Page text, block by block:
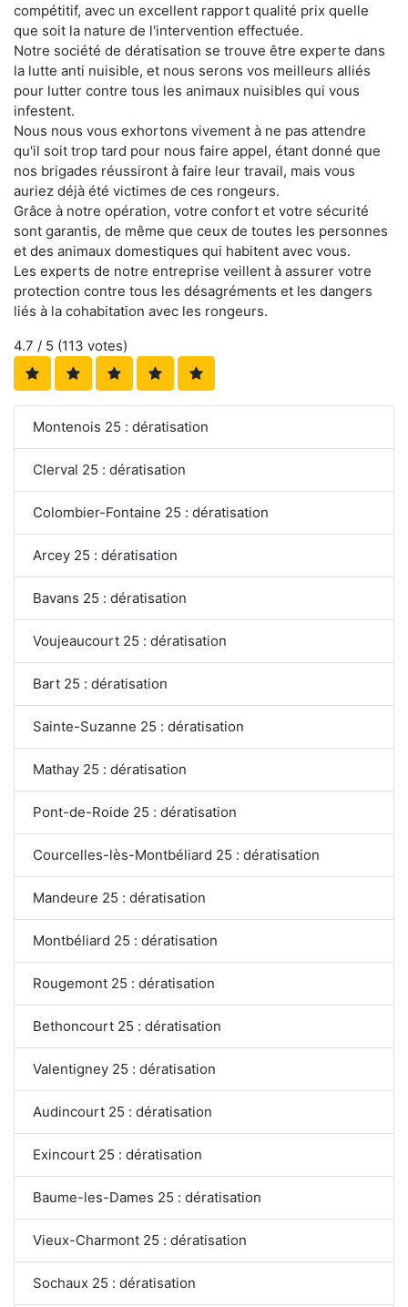
compétitif, avec un excellent rapport qualité prix quelle
que soit la nature de l'intervention effectuée.
Notre société de dératisation se trouve être experte dans
la lutte anti nuisible, et nous serons vos meilleurs alliés
pour lutter contre tous les animaux nuisibles qui vous
infestent.
Nous nous vous exhortons vivement à ne pas attendre
qu'il soit trop tard pour nous faire appel, étant donné que
nos brigades réussiront à faire leur travail, mais vous
auriez déjà été victimes de ces rongeurs.
Grâce à notre opération, votre confort et votre sécurité
sont garantis, de même que ceux de toutes les personnes
et des animaux domestiques qui habitent avec vous.
Les experts de notre entreprise veillent à assurer votre
protection contre tous les désagréments et les dangers
liés à la cohabitation avec les rongeurs.
4.7 / 5 (113 votes)
Montenois 25 : dératisation
Clerval 25 : dératisation
Colombier-Fontaine 25 : dératisation
Arcey 25 : dératisation
Bavans 25 : dératisation
Voujeaucourt 25 : dératisation
Bart 25 : dératisation
Sainte-Suzanne 25 : dératisation
Mathay 25 : dératisation
Pont-de-Roide 25 : dératisation
Courcelles-lès-Montbéliard 25 : dératisation
Mandeure 25 : dératisation
Montbéliard 25 : dératisation
Rougemont 25 : dératisation
Bethoncourt 25 : dératisation
Valentigney 25 : dératisation
Audincourt 25 : dératisation
Exincourt 25 : dératisation
Baume-les-Dames 25 : dératisation
Vieux-Charmont 25 : dératisation
Sochaux 25 : dératisation